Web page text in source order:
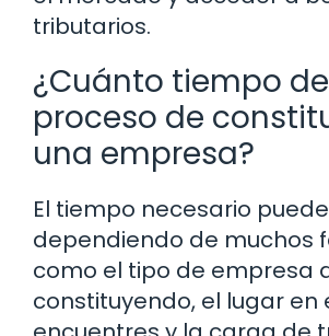
tributarios.
¿Cuánto tiempo
proceso de
una empresa?
El tiempo necesario
dependiendo de muchos
como el tipo de empresa
constituyendo, el lugar en